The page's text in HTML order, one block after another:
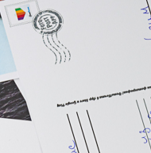
Ваш регион доставки
Выберите из списка: